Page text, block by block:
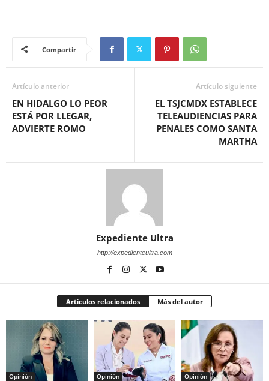
Compartir
Artículo anterior
EN HIDALGO LO PEOR
ESTÁ POR LLEGAR,
ADVIERTE ROMO
Artículo siguiente
EL TSJCMDX ESTABLECE
TELEAUDIENCIAS PARA
PENALES COMO SANTA
MARTHA
Expediente Ultra
http://expedienteultra.com
Artículos relacionados Más del autor
Opinión Opinión Opinión